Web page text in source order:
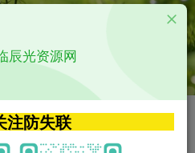
APP源码
影视源码
辰光资源网
注防失联